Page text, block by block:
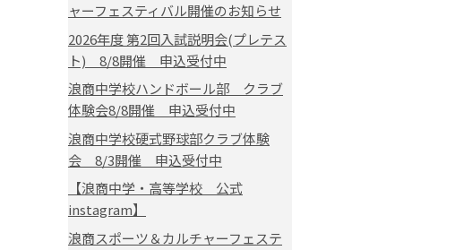
ャーフェスティバル開催のお知らせ
2026年度 第2回入試説明会(プレテス
ト) 8/8開催 申込受付中
浪商中学校ハンドボール部 クラブ
体験会8/8開催 申込受付中
浪商中学校硬式野球部クラブ体験
会 8/3開催 申込受付中
【浪商中学・高等学校 公式
instagram】
浪商スポーツ＆カルチャーフェステ